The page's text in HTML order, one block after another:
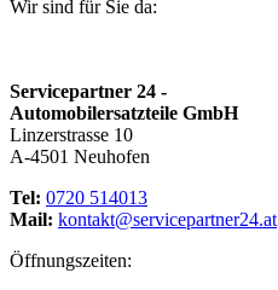
Wir sind für Sie da:
Servicepartner 24 -
Automobilersatzteile GmbH
Linzerstrasse 10
A-4501 Neuhofen
Tel: 0720 514013
Mail: kontakt@servicepartner24.at
Öffnungszeiten: